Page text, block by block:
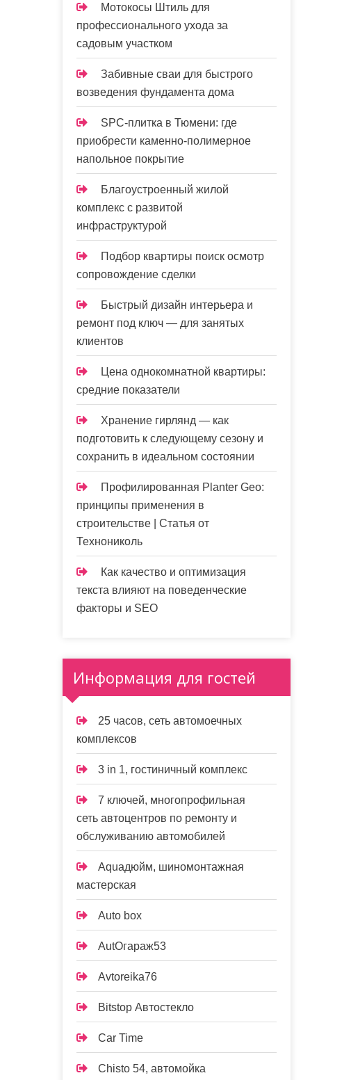
Мотокосы Штиль для
профессионального ухода за
садовым участком
Забивные сваи для быстрого
возведения фундамента дома
SPC-плитка в Тюмени: где
приобрести каменно-полимерное
напольное покрытие
Благоустроенный жилой
комплекс с развитой
инфраструктурой
Подбор квартиры поиск осмотр
сопровождение сделки
Быстрый дизайн интерьера и
ремонт под ключ — для занятых
клиентов
Цена однокомнатной квартиры:
средние показатели
Хранение гирлянд — как
подготовить к следующему сезону и
сохранить в идеальном состоянии
Профилированная Planter Geo:
принципы применения в
строительстве | Статья от
Технониколь
Как качество и оптимизация
текста влияют на поведенческие
факторы и SEO
Информация для гостей
25 часов, сеть автомоечных
комплексов
3 in 1, гостиничный комплекс
7 ключей, многопрофильная
сеть автоцентров по ремонту и
обслуживанию автомобилей
Aquaдюйм, шиномонтажная
мастерская
Auto box
AutOгараж53
Avtoreika76
Bitstop Автостекло
Car Time
Chisto 54, автомойка